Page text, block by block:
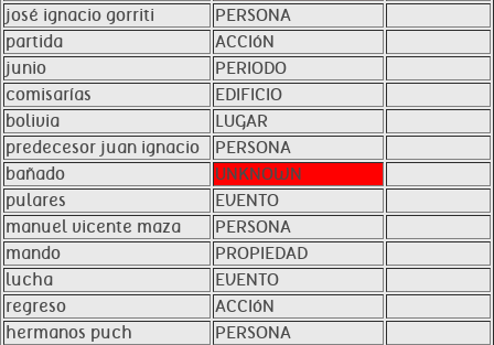
josé ignacio gorriti
PERSONA
partida
ACCIóN
junio
PERIODO
comisarías
EDIFICIO
bolivia
LUGAR
predecesor juan ignacio
PERSONA
bañado
UNKNOWN
pulares
EVENTO
manuel vicente maza
PERSONA
mando
PROPIEDAD
lucha
EVENTO
regreso
ACCIóN
hermanos puch
PERSONA